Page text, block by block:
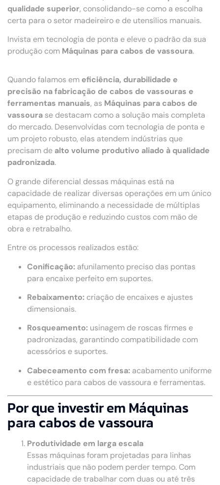
qualidade superior, consolidando-se como a escolha
certa para o setor madeireiro e de utensílios manuais.
Invista em tecnologia de ponta e eleve o padrão da sua
produção com Máquinas para cabos de vassoura.
Quando falamos em eficiência, durabilidade e
precisão na fabricação de cabos de vassouras e
ferramentas manuais, as Máquinas para cabos de
vassoura se destacam como a solução mais completa
do mercado. Desenvolvidas com tecnologia de ponta e
um projeto robusto, elas atendem indústrias que
precisam de alto volume produtivo aliado à qualidade
padronizada.
O grande diferencial dessas máquinas está na
capacidade de realizar diversas operações em um único
equipamento, eliminando a necessidade de múltiplas
etapas de produção e reduzindo custos com mão de
obra e retrabalho.
Entre os processos realizados estão:
Conificação: afunilamento preciso das pontas
para encaixe perfeito em suportes.
Rebaixamento: criação de encaixes e ajustes
dimensionais.
Rosqueamento: usinagem de roscas firmes e
padronizadas, garantindo compatibilidade com
acessórios e suportes.
Cabeceamento com fresa: acabamento uniforme
e estético para cabos de vassoura e ferramentas.
Por que investir em Máquinas
para cabos de vassoura
Produtividade em larga escala
Essas máquinas foram projetadas para linhas
industriais que não podem perder tempo. Com
capacidade de trabalhar com duas ou até três